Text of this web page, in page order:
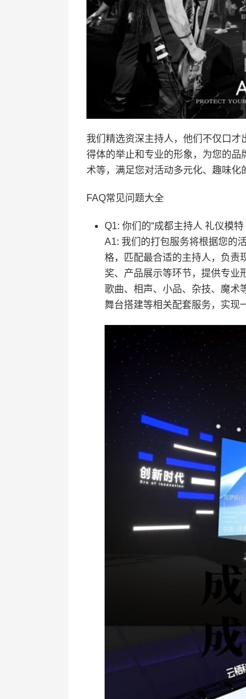
我们精选资深主持人，他们不仅口
得体的举止和专业的形象，为您的
术等，满足您对活动多元化、趣味化
FAQ常见问题大全
Q1: 你们的“成都主持人 礼仪模
A1: 我们的打包服务将根据您的
格，匹配最合适的主持人，负责
奖、产品展示等环节，提供专业
歌曲、相声、小品、杂技、魔术
舞台搭建等相关配套服务，实现